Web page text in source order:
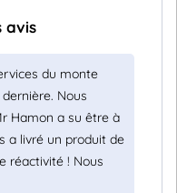
avis
du monte
Nous
Hamon a su être à
a livré un produit de
réactivité ! Nous